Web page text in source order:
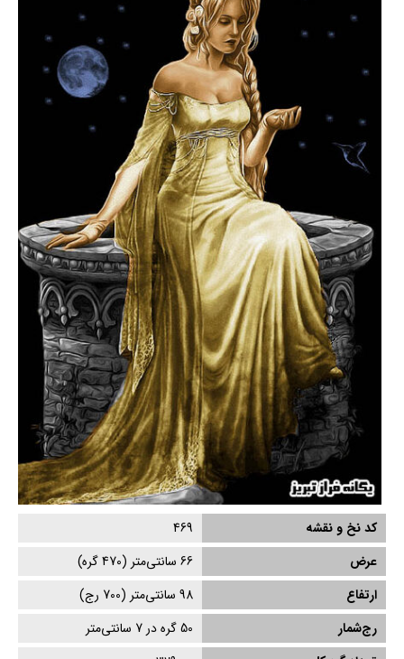
کد نخ و نقشه
469
عرض
66 سانتی‌متر (470گره)
ارتفاع
98 سانتی‌متر (700 رج)
رج‌شمار
50 گره در 7 سانتی‌متر